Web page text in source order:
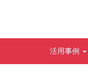
活用事例